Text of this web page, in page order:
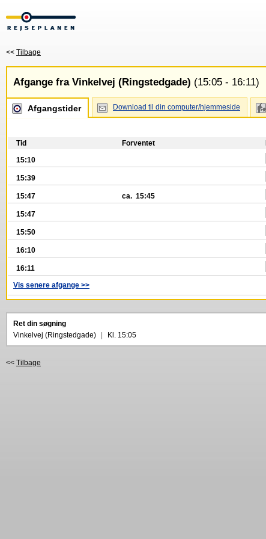
<< Tilbage
Afgange fra Vinkelvej (Ringstedgade) (15:05 - 16:11)
Afgangstider Download til din computer/hjemmeside
Tid
Forventet
15:10
15:39
15:47 ca. 15:45
15:47
15:50
16:10
16:11
Vis senere afgange >>
Ret din søgning
Vinkelvej (Ringstedgade)
Kl. 15:05
<< Tilbage